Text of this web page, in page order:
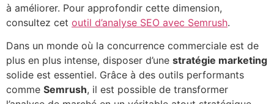
à améliorer. Pour approfondir cette dimension,
consultez cet outil d’analyse SEO avec Semrush.
Dans un monde où la concurrence commerciale est de
plus en plus intense, disposer d’une stratégie marketing
solide est essentiel. Grâce à des outils performants
comme Semrush, il est possible de transformer